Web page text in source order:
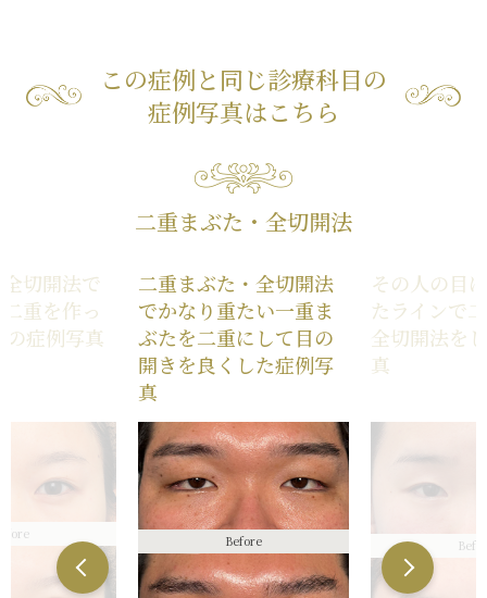
この症例と同じ診療科目の
症例写真はこちら
二重まぶた・全切開法
切開法で
重を作っ
症例写真
二重まぶた・全切開法
でかなり重たい一重ま
ぶたを二重にして目の
開きを良くした症例写
真
Before
その人の目
たラインで
全切開法を
真